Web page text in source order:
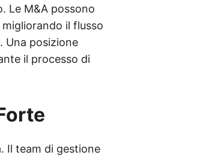
Le M&A possono
il flusso
Una posizione
il processo di
Il team di gestione